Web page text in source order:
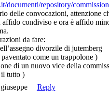
documenti/repository/
delle convocazioni, attenzione
affido condiviso e ora è affido
da fare:
divorzile di jutemberg
come un trappolone )
di un nuovo vice della
il tutto )
giuseppe Reply